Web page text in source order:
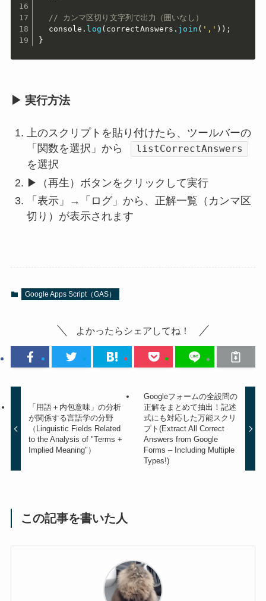
// カンマ区切り文字列で出力（囲いなし）
  console
. log ( correctAnswers . join ( ',' ) ) ;
}
▶ 実行方法
上のスクリプトを貼り付けたら、ツールバーの
「関数を選択」から
listCorrectAnswers
を選択
▶（再生）ボタンをクリックして実行
「表示」→「ログ」から、正解一覧（カンマ区
切り）が表示されます
Google Apps Script（GAS）
よかったらシェアしてね！
「用語＋内包意味」の分析
が関係する言語学の分野
（Linguistic Fields Related
to the Analysis of "Terms +
Implied Meaning"）
Googleフォームの全設問の
正解をまとめて抽出！記述
式にも対応した万能スクリ
プト(Extract All Correct
Answers from Google
Forms – Including Multiple
Types!)
この記事を書いた人